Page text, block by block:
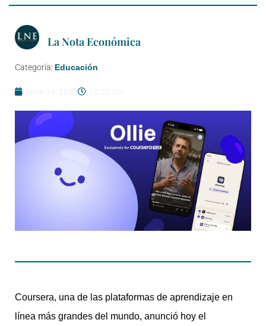
La Nota Económica
Categoría: Educación
Coursera, una de las plataformas de aprendizaje en
línea más grandes del mundo, anunció hoy el